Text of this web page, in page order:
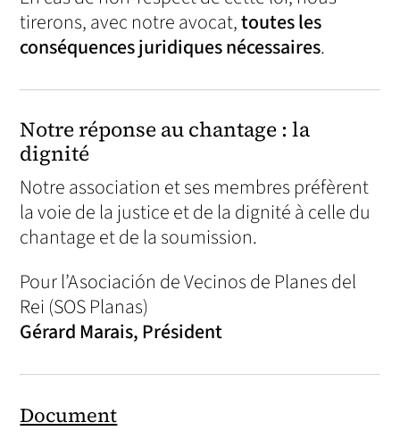
tirerons, avec notre avocat,toutes les
conséquences juridiques nécessaires.
Notre réponse au chantage : la
dignité
Notre association et ses membres préfèrent
la voie de la justice et de la dignité à celle du
chantage et de la soumission.
Pour l’Asociación de Vecinos de Planes del
Rei (SOS Planas)
Gérard Marais, Président
Document